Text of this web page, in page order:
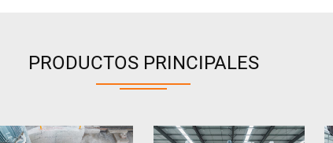
PRODUCTOS PRINCIPALES